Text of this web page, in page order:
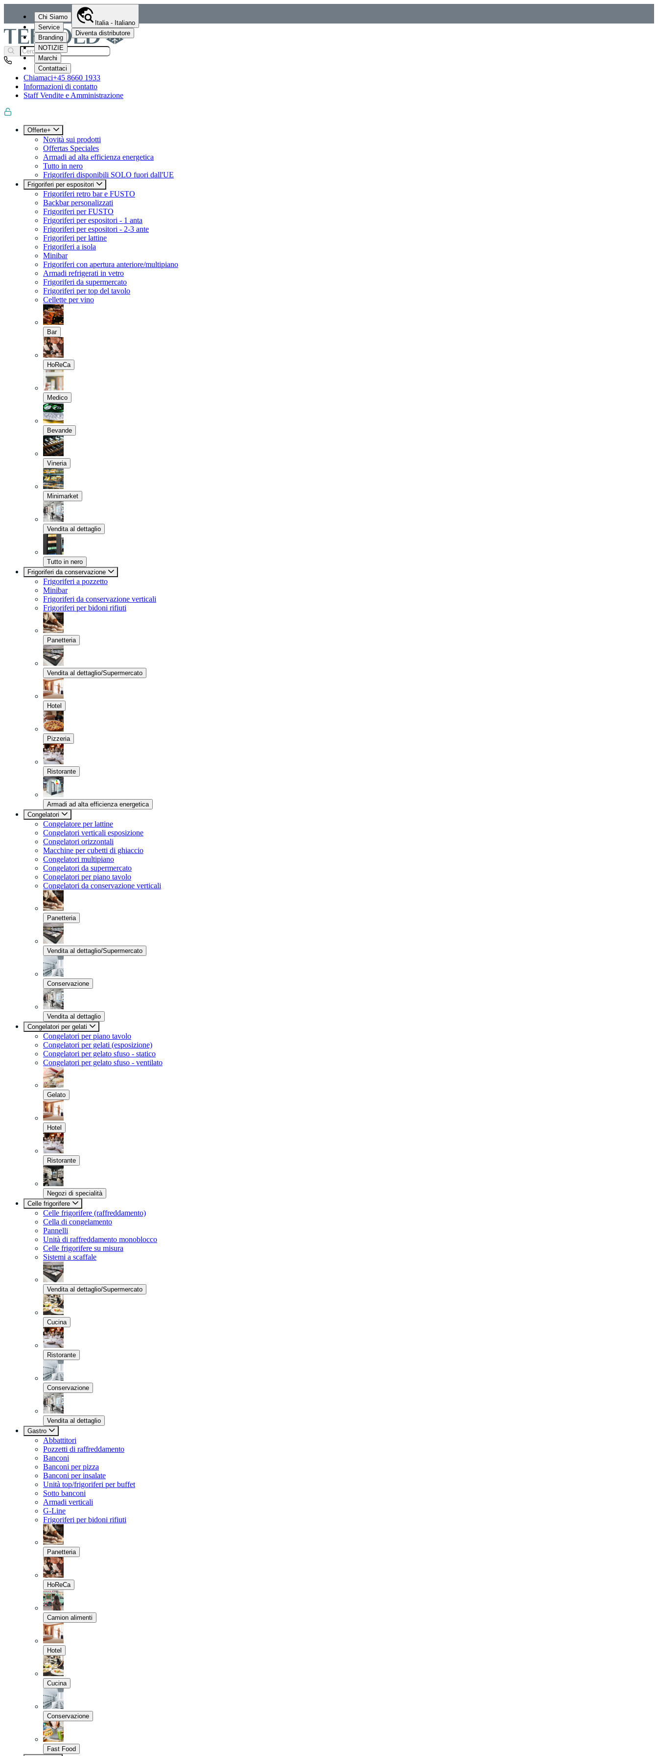
Chi Siamo
Service
Branding
NOTIZIE
Marchi
Contattaci
Italia - Italiano
Diventa distributore
Chiamaci+45 8660 1933
Informazioni di contatto
Staff Vendite e Amministrazione
Offerte+
Novità sui prodotti
Offertas Speciales
Armadi ad alta efficienza energetica
Tutto in nero
Frigoriferi disponibili SOLO fuori dall'UE
Frigoriferi per espositori
Frigoriferi retro bar e FUSTO
Backbar personalizzati
Frigoriferi per FUSTO
Frigoriferi per espositori - 1 anta
Frigoriferi per espositori - 2-3 ante
Frigoriferi per lattine
Frigoriferi a isola
Minibar
Frigoriferi con apertura anteriore/multipiano
Armadi refrigerati in vetro
Frigoriferi da supermercato
Frigoriferi per top del tavolo
Cellette per vino
Bar
HoReCa
Medico
Bevande
Vineria
Minimarket
Vendita al dettaglio
Tutto in nero
Frigoriferi da conservazione
Frigoriferi a pozzetto
Minibar
Frigoriferi da conservazione verticali
Frigoriferi per bidoni rifiuti
Panetteria
Vendita al dettaglio/Supermercato
Hotel
Pizzeria
Ristorante
Armadi ad alta efficienza energetica
Congelatori
Congelatore per lattine
Congelatori verticali esposizione
Congelatori orizzontali
Macchine per cubetti di ghiaccio
Congelatori multipiano
Congelatori da supermercato
Congelatori per piano tavolo
Congelatori da conservazione verticali
Panetteria
Vendita al dettaglio/Supermercato
Conservazione
Vendita al dettaglio
Congelatori per gelati
Congelatori per piano tavolo
Congelatori per gelati (esposizione)
Congelatori per gelato sfuso - statico
Congelatori per gelato sfuso - ventilato
Gelato
Hotel
Ristorante
Negozi di specialità
Celle frigorifere
Celle frigorifere (raffreddamento)
Cella di congelamento
Pannelli
Unità di raffreddamento monoblocco
Celle frigorifere su misura
Sistemi a scaffale
Vendita al dettaglio/Supermercato
Cucina
Ristorante
Conservazione
Vendita al dettaglio
Gastro
Abbattitori
Pozzetti di raffreddamento
Banconi
Banconi per pizza
Banconi per insalate
Unità top/frigoriferi per buffet
Sotto banconi
Armadi verticali
G-Line
Frigoriferi per bidoni rifiuti
Panetteria
HoReCa
Camion alimenti
Hotel
Cucina
Conservazione
Fast Food